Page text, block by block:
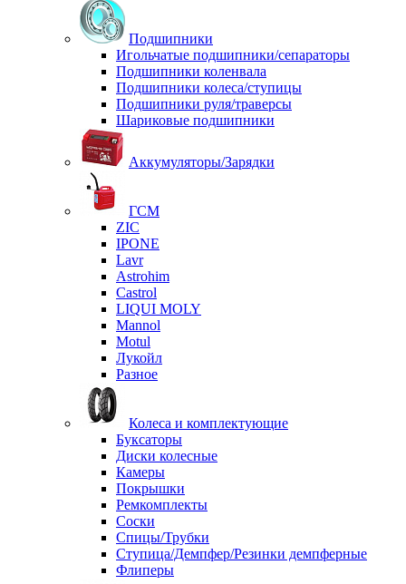
Подшипники
Игольчатые подшипники/сепараторы
Подшипники коленвала
Подшипники колеса/ступицы
Подшипники руля/траверсы
Шариковые подшипники
Аккумуляторы/Зарядки
ГСМ
ZIC
IPONE
Lavr
Astrohim
Castrol
LIQUI MOLY
Mannol
Motul
Лукойл
Разное
Колеса и комплектующие
Буксаторы
Диски колесные
Камеры
Покрышки
Ремкомплекты
Соски
Спицы/Трубки
Ступица/Демпфер/Резинки демпферные
Флиперы